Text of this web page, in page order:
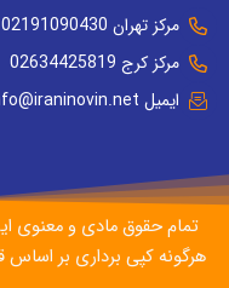
مرکز تهران 02191090430
مرکز کرج 02634425819
ایمیل info@iraninovin.net
تمام حقوق مادی و معنوی
هرگونه کپی برداری بر اساس